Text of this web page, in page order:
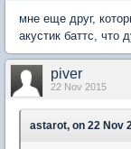
мне еще друг,
акустик баттс, что
piver
22 Nov 2015
astarot, on 22 Nov